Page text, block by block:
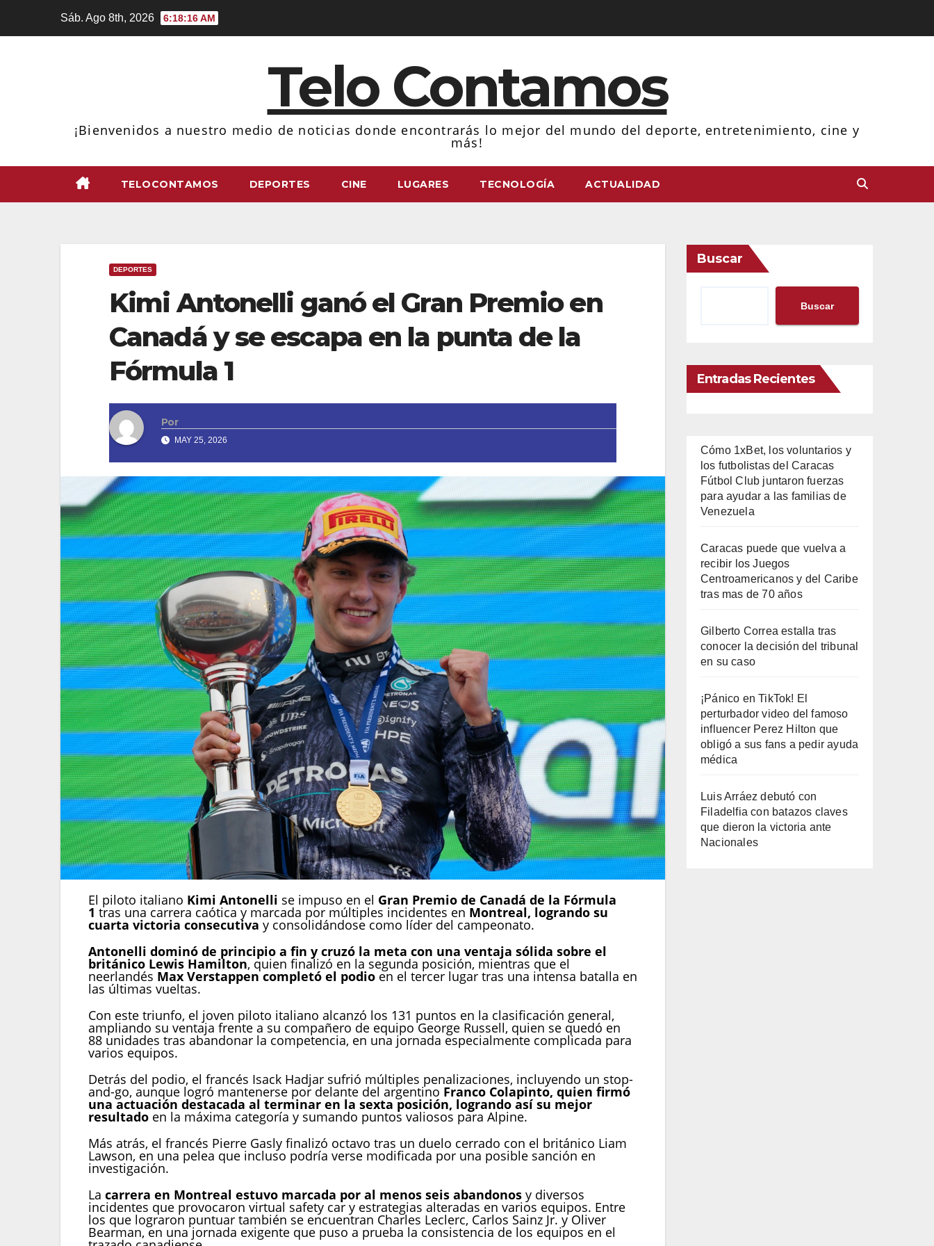
Sáb. Ago 8th, 2026 6:18:17 AM
Telo Contamos
¡Bienvenidos a nuestro medio de noticias donde encontrarás lo mejor del mundo del deporte, entretenimiento, cine y
más!
TELOCONTAMOS DEPORTES CINE LUGARES TECNOLOGÍA ACTUALIDAD
DEPORTES
Kimi Antonelli ganó el Gran Premio en
Canadá y se escapa en la punta de la
Fórmula 1
Por
MAY 25, 2026
El piloto italiano Kimi Antonelli se impuso en el Gran Premio de Canadá de la Fórmula
1 tras una carrera caótica y marcada por múltiples incidentes en Montreal, logrando su
cuarta victoria consecutiva y consolidándose como líder del campeonato.
Antonelli dominó de principio a fin y cruzó la meta con una ventaja sólida sobre el
británico Lewis Hamilton, quien finalizó en la segunda posición, mientras que el
neerlandés Max Verstappen completó el podio en el tercer lugar tras una intensa batalla en
las últimas vueltas.
Con este triunfo, el joven piloto italiano alcanzó los 131 puntos en la clasificación general,
ampliando su ventaja frente a su compañero de equipo George Russell, quien se quedó en
88 unidades tras abandonar la competencia, en una jornada especialmente complicada para
varios equipos.
Detrás del podio, el francés Isack Hadjar sufrió múltiples penalizaciones, incluyendo un stop-
and-go, aunque logró mantenerse por delante del argentino Franco Colapinto, quien firmó
una actuación destacada al terminar en la sexta posición, logrando así su mejor
resultado en la máxima categoría y sumando puntos valiosos para Alpine.
Más atrás, el francés Pierre Gasly finalizó octavo tras un duelo cerrado con el británico Liam
Lawson, en una pelea que incluso podría verse modificada por una posible sanción en
investigación.
La carrera en Montreal estuvo marcada por al menos seis abandonos y diversos
incidentes que provocaron virtual safety car y estrategias alteradas en varios equipos. Entre
los que lograron puntuar también se encuentran Charles Leclerc, Carlos Sainz Jr. y Oliver
Bearman, en una jornada exigente que puso a prueba la consistencia de los equipos en el
Buscar
Buscar
Entradas Recientes
Cómo 1xBet, los voluntarios y
los futbolistas del Caracas
Fútbol Club juntaron fuerzas
para ayudar a las familias de
Venezuela
Caracas puede que vuelva a
recibir los Juegos
Centroamericanos y del Caribe
tras mas de 70 años
Gilberto Correa estalla tras
conocer la decisión del tribunal
en su caso
¡Pánico en TikTok! El
perturbador video del famoso
influencer Perez Hilton que
obligó a sus fans a pedir ayuda
médica
Luis Arráez debutó con
Filadelfia con batazos claves
que dieron la victoria ante
Nacionales